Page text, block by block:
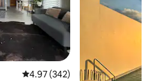
คะแนนเฉลี่ย 4.97 จาก 5, 342 รีวิว
4.97 (342)